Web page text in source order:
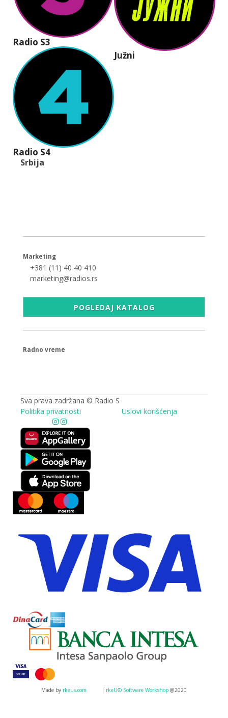
Radio S3
Radio S4
Južni
Srbija
Marketing
+381 (11) 40 40 410
marketing@radios.rs
POGLEDAJ KATALOG
Radno vreme
Sva prava zadržana © Radio S
Politika privatnosti
Uslovi korišćenja
Made by rkeus.com | rkeU® Software Workshop @2020